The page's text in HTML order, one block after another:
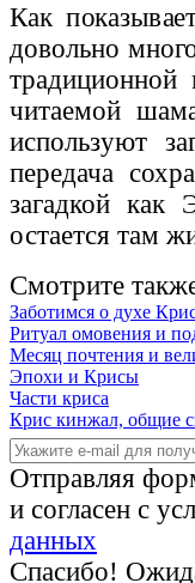
Как
довольно
читаемой
используют
передача
загадкой
остается там
Смотрите
Заботимся о духе
Ритуал омовения и
Месяц почтения и
Эпохи и Крисы
Части криса
Крис кинжал, общие
Отправляя
и согласен с
данных
Спасибо!